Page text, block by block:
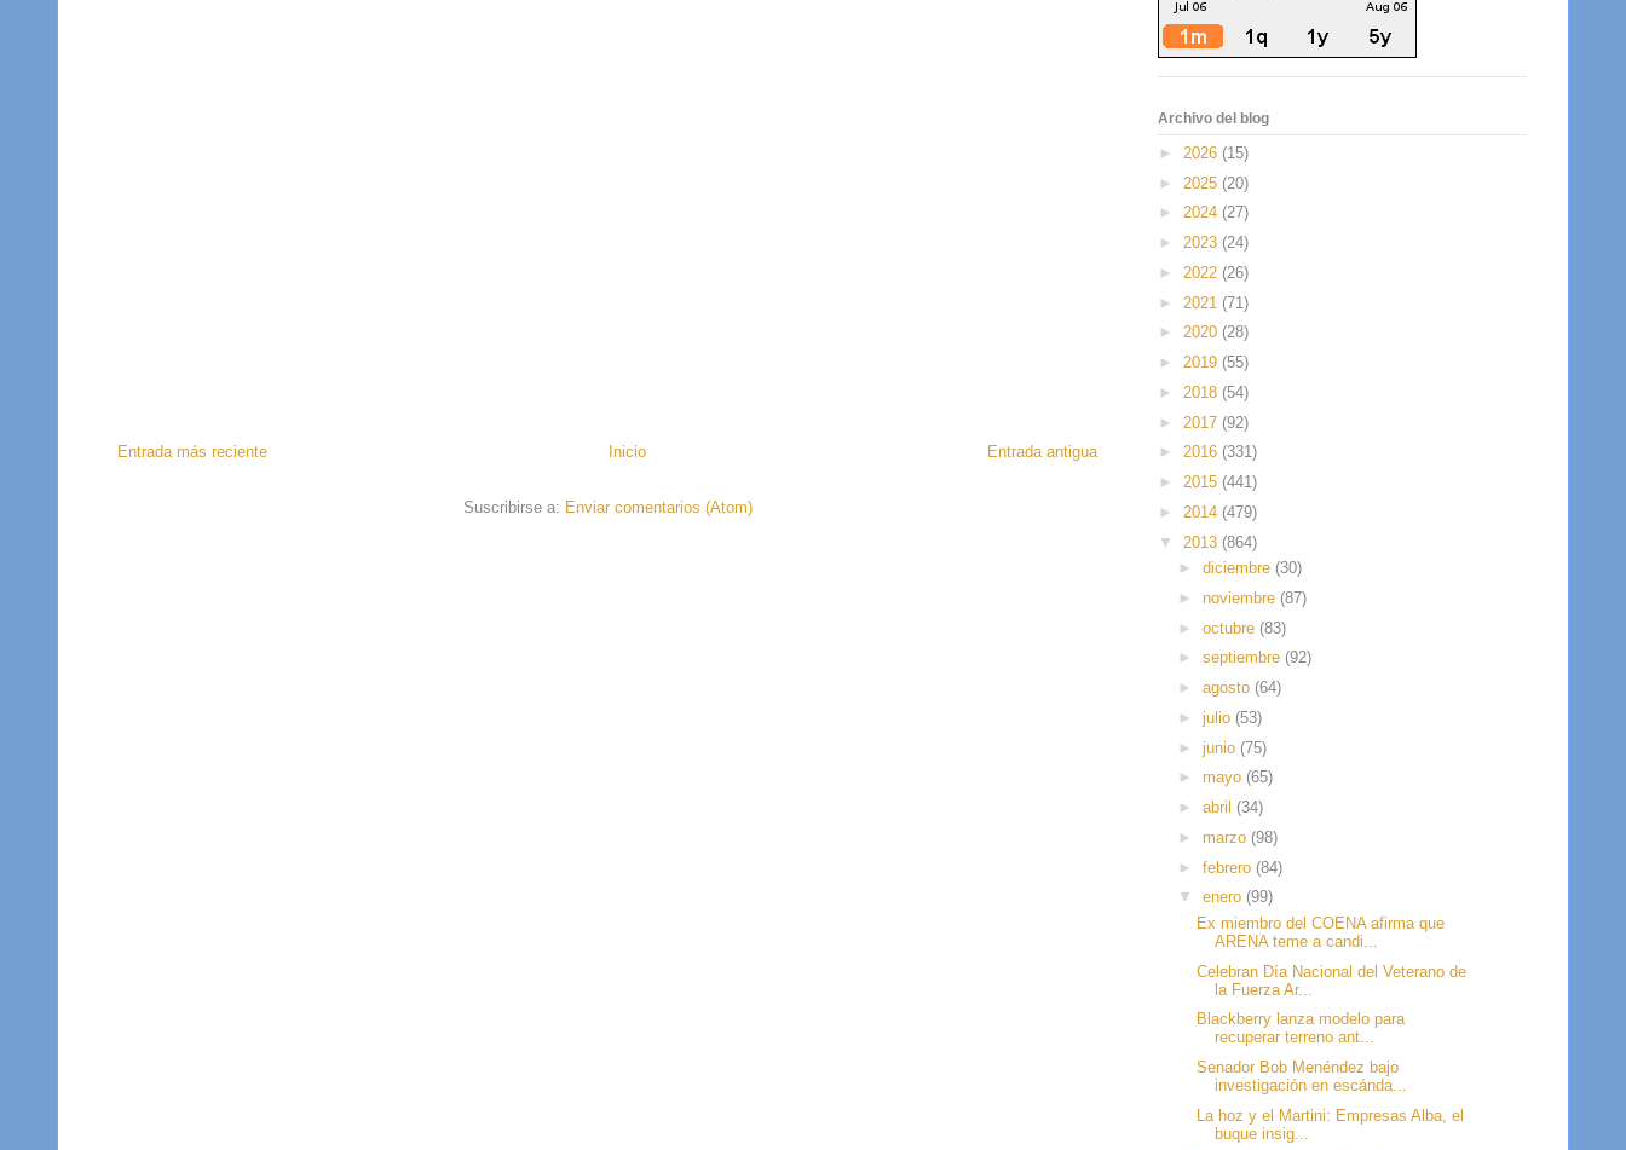
Entrada más reciente Entrada antigua
Inicio
Suscribirse a: Enviar comentarios (Atom)
Archivo del blog
► 2026 (15)
► 2025 (20)
► 2024 (27)
► 2023 (24)
► 2022 (26)
► 2021 (71)
► 2020 (28)
► 2019 (55)
► 2018 (54)
► 2017 (92)
► 2016 (331)
► 2015 (441)
► 2014 (479)
▼ 2013 (864)
► diciembre (30)
► noviembre (87)
► octubre (83)
► septiembre (92)
► agosto (64)
► julio (53)
► junio (75)
► mayo (65)
► abril (34)
► marzo (98)
► febrero (84)
▼ enero (99)
Ex miembro del COENA afirma que
ARENA teme a candi...
Celebran Día Nacional del Veterano de
la Fuerza Ar...
Blackberry lanza modelo para
recuperar terreno ant...
Senador Bob Menéndez bajo
investigación en escánda...
La hoz y el Martini: Empresas Alba, el
buque insig...